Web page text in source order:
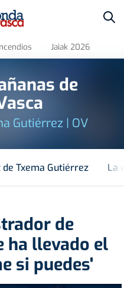
Jaiak 2026
de
Gutiérrez | OV
de Txema Gutiérrez La
de
ha llevado el
si puedes'